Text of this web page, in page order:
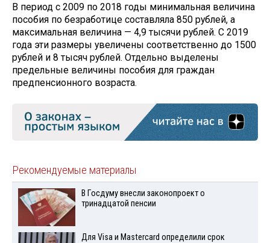
В период с 2009 по 2018 годы минимальная величина
пособия по безработице составляла 850 рублей, а
максимальная величина — 4,9 тысячи рублей. С 2019
года эти размеры увеличены соответственно до 1500
рублей и 8 тысяч рублей. Отдельно выделены
предельные величины пособия для граждан
предпенсионного возраста.
Рекомендуемые материалы
В Госдуму внесли законопроект о
тринадцатой пенсии
Для Visа и Mastercard определили срок